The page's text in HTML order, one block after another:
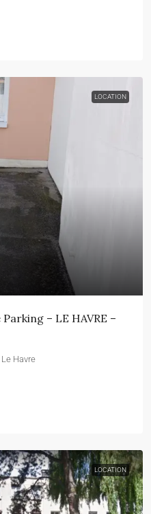
LOCATION
– LE HAVRE –
Havre
LOCATION